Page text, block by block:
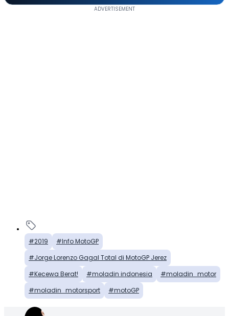
2019
Info MotoGP
Jorge Lorenzo Gagal Total di MotoGP Jerez
Kecewa Berat!
moladin indonesia
moladin_motor
moladin_motorsport
motoGP